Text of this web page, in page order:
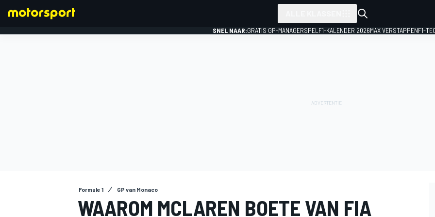
SNEL NAAR:GRATIS GP-MANAGERSPEL F1-KALENDER 2026MAX VERSTAPPENF1-
Formule 1 GP van Monaco
WAAROM MCLAREN BOETE VAN FIA